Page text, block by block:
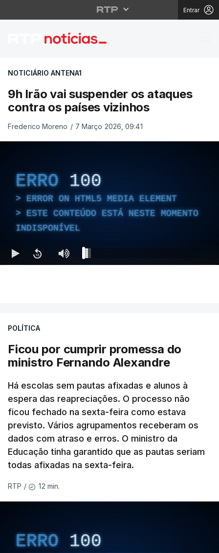
Entrar
9h Irão vai
NOTICIÁRIO ANTENA1
9h Irão vai suspender os ataques
contra os países vizinhos
Frederico Moreno / 7 Março 2026, 09:41
ERRO 100
ERROR ON HTML5 MEDIA ELEMENT
ESTE CONTEÚDO ESTÁ NESTE MOMENTO
INDISPONÍVEL
POLÍTICA
Ficou por cumprir promessa do
ministro Fernando Alexandre
Há escolas sem pautas afixadas e alunos à
espera das reapreciações. O processo não
ficou fechado na sexta-feira como estava
previsto. Vários agrupamentos receberam os
dados com atraso e erros. O ministro da
Educação tinha garantido que as pautas seriam
todas afixadas na sexta-feira.
RTP / 12 min.
ERRO 100